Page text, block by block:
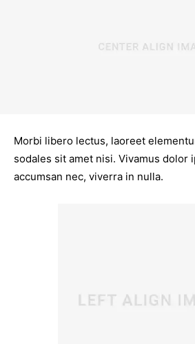
Morbi libero lectus, laoreet
sodales sit amet nisi. Vivamus dolor
accumsan nec, viverra in nulla.